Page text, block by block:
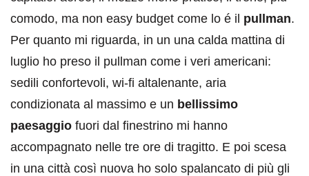
comodo, ma non easy budget come lo é il pullman.
Per quanto mi riguarda, in un una calda mattina di
luglio ho preso il pullman come i veri americani:
sedili confortevoli, wi-fi altalenante, aria
condizionata al massimo e un bellissimo
paesaggio fuori dal finestrino mi hanno
accompagnato nelle tre ore di tragitto. E poi scesa
in una città così nuova ho solo spalancato di più gli